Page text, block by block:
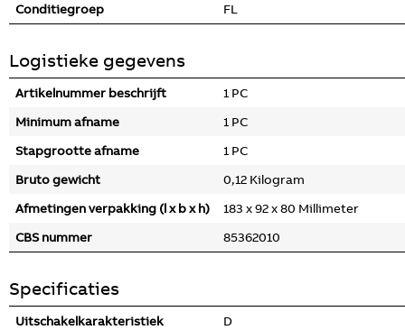
Conditiegroep
FL
Logistieke gegevens
Artikelnummer beschrijft
1 PC
Minimum afname
1 PC
Stapgrootte afname
1 PC
Bruto gewicht
0,12 Kilogram
Afmetingen verpakking (l x b x h)
183 x 92 x 80 Millimeter
CBS nummer
85362010
Specificaties
Uitschakelkarakteristiek
D